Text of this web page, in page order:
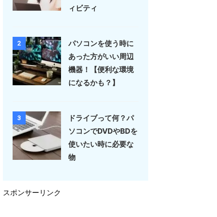
ィビティ
2
パソコンを使う時に
あった方がいい周辺
機器！【便利な環境
になるかも？】
3
ドライブって何？パ
ソコンでDVDやBDを
使いたい時に必要な
物
スポンサーリンク